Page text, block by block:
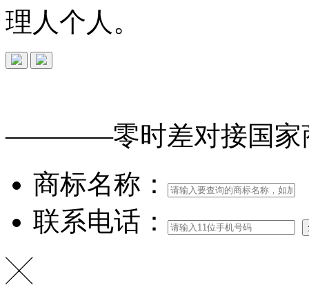
理人个人。
————零时差对接国
商标名称：
联系电话：
╳